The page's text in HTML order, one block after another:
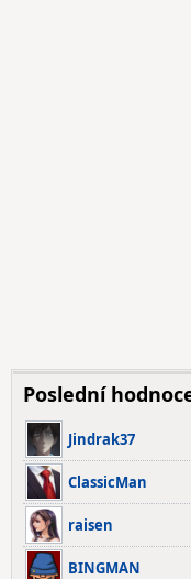
Poslední
Jindrak37
ClassicMan
raisen
BINGMAN